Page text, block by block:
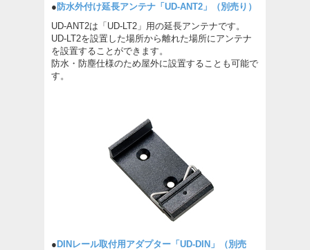
●防水外付け延長アンテナ「UD-ANT2」（別売り）
UD-ANT2は「UD-LT2」用の延長アンテナです。
UD-LT2を設置した場所から離れた場所にアンテナ
を設置することができます。
防水・防塵仕様のため屋外に設置することも可能で
す。
●DINレール取付用アダプター「UD-DIN」（別売